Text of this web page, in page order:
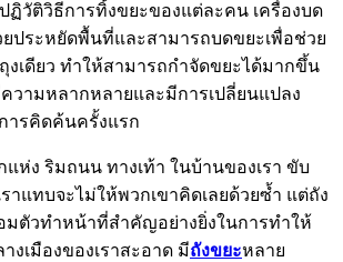
ฏิวัติวิธีการทิ้งขยะของแต่ละคน เครื่องบด
ประหยัดพื้นที่และสามารถบดขยะเพื่อช่วย
เดียว ทำให้สามารถกำจัดขยะได้มากขึ้น
วามหลากหลายและมีการเปลี่ยนแปลง
ารคิดค้นครั้งแรก
ห่ง ริมถนน ทางเท้า ในบ้านของเรา ขับ
าแทบจะไม่ให้พวกเขาคิดเลยด้วยซ้ำ แต่ถัง
มตัวทำหน้าที่สำคัญอย่างยิ่งในการทำให้
งเมืองของเราสะอาด มีถังขยะหลาย